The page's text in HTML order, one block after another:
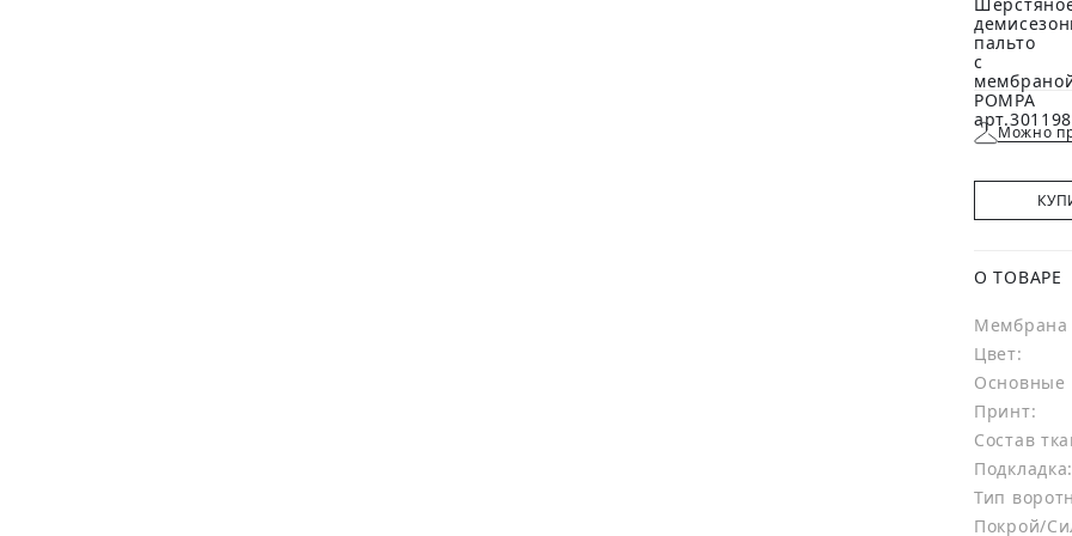
Можно
О ТОВАРЕ
Мембрана
Цвет:
Основные
Принт:
Состав
Подкладка:
Тип
Покрой/